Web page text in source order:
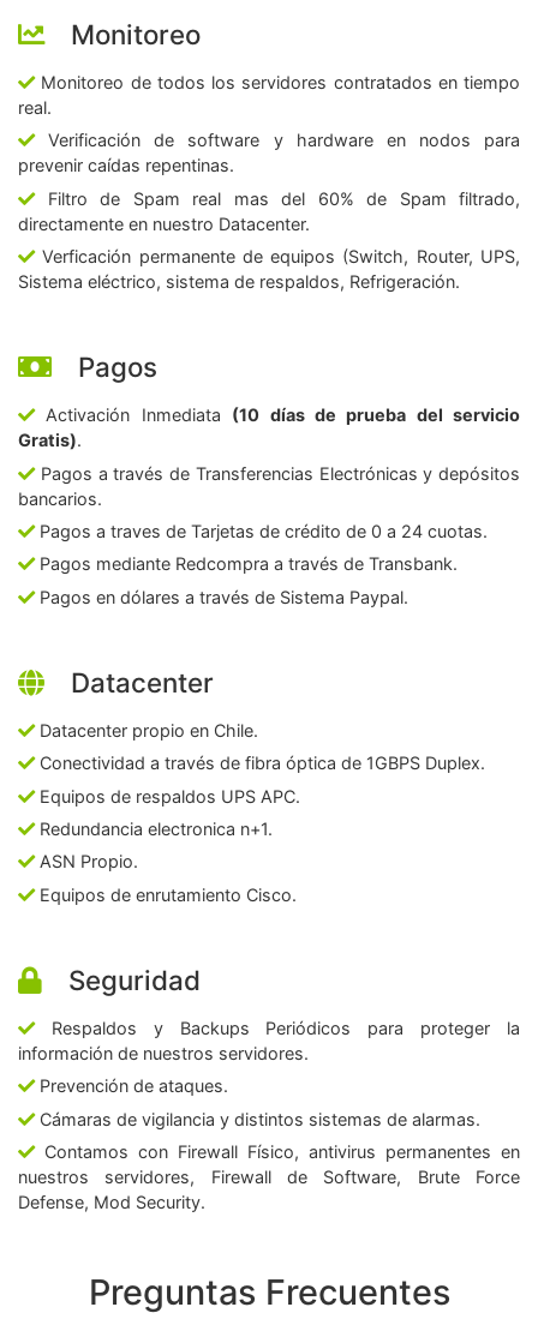
Monitoreo
Monitoreo de todos los servidores contratados en tiempo
real.
Verificación de software y hardware en nodos para
prevenir caídas repentinas.
Filtro de Spam real mas del 60% de Spam filtrado,
directamente en nuestro Datacenter.
Verficación permanente de equipos (Switch, Router, UPS,
Sistema eléctrico, sistema de respaldos, Refrigeración.
Pagos
Activación Inmediata (10 días de prueba del servicio
Gratis).
Pagos a través de Transferencias Electrónicas y depósitos
bancarios.
Pagos a traves de Tarjetas de crédito de 0 a 24 cuotas.
Pagos mediante Redcompra a través de Transbank.
Pagos en dólares a través de Sistema Paypal.
Datacenter
Datacenter propio en Chile.
Conectividad a través de fibra óptica de 1GBPS Duplex.
Equipos de respaldos UPS APC.
Redundancia electronica n+1.
ASN Propio.
Equipos de enrutamiento Cisco.
Seguridad
Respaldos y Backups Periódicos para proteger la
información de nuestros servidores.
Prevención de ataques.
Cámaras de vigilancia y distintos sistemas de alarmas.
Contamos con Firewall Físico, antivirus permanentes en
nuestros servidores, Firewall de Software, Brute Force
Defense, Mod Security.
Preguntas Frecuentes